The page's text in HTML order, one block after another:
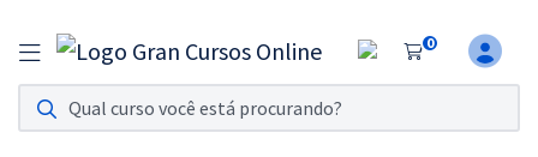
0
Assinatura Ilimitada 11
Acesso a todos os cursos. Teste grátis por 7 dias!